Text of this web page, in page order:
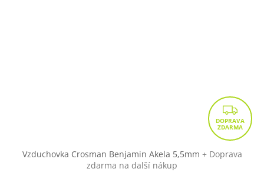
Z
D
A
R
Vzduchovka Crosman Benjamin Akela 5,5mm + Doprava
zdarma na další nákup